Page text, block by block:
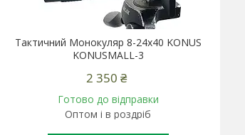
Тактичний Монокуляр 8-24x40 KONUS
KONUSMALL-3
2 350 ₴
Готово до відправки
Оптом і в роздріб